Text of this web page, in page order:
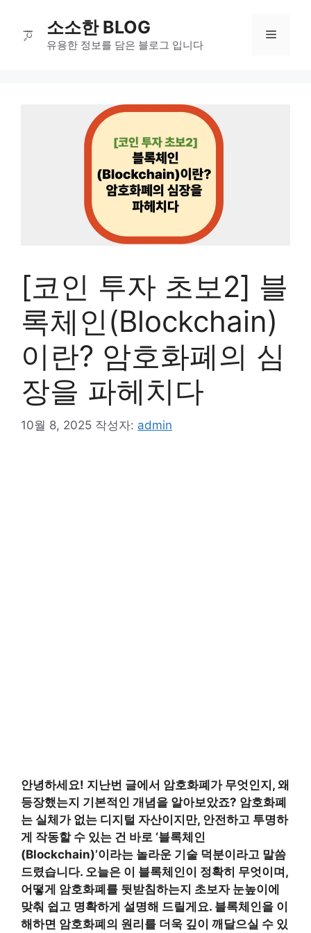
소소한 BLOG
유용한 정보를 담은 블로그 입니다
메
[코인 투자 초보2] 블
록체인(Blockchain)
이란? 암호화폐의 심
장을 파헤치다
10월 8, 2025 작성자: admin
안녕하세요! 지난번 글에서 암호화폐가 무엇인지, 왜
등장했는지 기본적인 개념을 알아보았죠? 암호화폐
는 실체가 없는 디지털 자산이지만, 안전하고 투명하
게 작동할 수 있는 건 바로 ‘블록체인
(Blockchain)’이라는 놀라운 기술 덕분이라고 말씀
드렸습니다. 오늘은 이 블록체인이 정확히 무엇이며,
어떻게 암호화폐를 뒷받침하는지 초보자 눈높이에
맞춰 쉽고 명확하게 설명해 드릴게요. 블록체인을 이
해하면 암호화폐의 원리를 더욱 깊이 깨달으실 수 있